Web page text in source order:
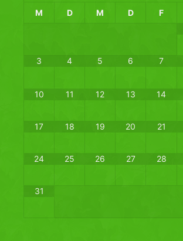
M D M D F
3 4 5 6 7
10 11 12 13 14
17 18 19 20 21
24 25 26 27 28
31